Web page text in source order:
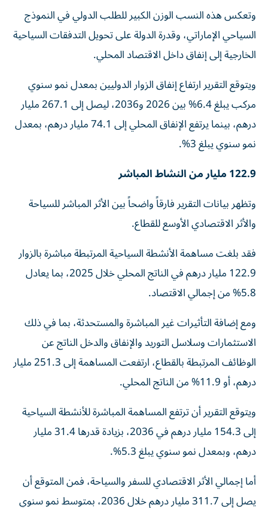
وتعكس هذه النسب الوزن الكبير للطلب الدولي في النموذج
السياحي الإماراتي، وقدرة الدولة على تحويل التدفقات السياحية
الخارجية إلى إنفاق داخل الاقتصاد المحلي.
ويتوقع التقرير ارتفاع إنفاق الزوار الدوليين بمعدل نمو سنوي
مركب يبلغ 6.4% بين 2026 و2036، ليصل إلى 267.1 مليار
درهم، بينما يرتفع الإنفاق المحلي إلى 74.1 مليار درهم، بمعدل
نمو سنوي يبلغ 3%.
122.9 مليار من النشاط المباشر
وتظهر بيانات التقرير فارقاً واضحاً بين الأثر المباشر للسياحة
والأثر الاقتصادي الأوسع للقطاع.
فقد بلغت مساهمة الأنشطة السياحية المرتبطة مباشرة بالزوار
122.9 مليار درهم في الناتج المحلي خلال 2025، بما يعادل
5.8% من إجمالي الاقتصاد.
ومع إضافة التأثيرات غير المباشرة والمستحدثة، بما في ذلك
الاستثمارات وسلاسل التوريد والإنفاق والدخل الناتج عن
الوظائف المرتبطة بالقطاع، ارتفعت المساهمة إلى 251.3 مليار
درهم، أو 11.9% من الناتج المحلي.
ويتوقع التقرير أن ترتفع المساهمة المباشرة للأنشطة السياحية
إلى 154.3 مليار درهم في 2036، بزيادة قدرها 31.4 مليار
درهم، وبمعدل نمو سنوي يبلغ 5.3%.
أما إجمالي الأثر الاقتصادي للسفر والسياحة، فمن المتوقع أن
يصل إلى 311.7 مليار درهم خلال 2036، بمتوسط نمو سنوي